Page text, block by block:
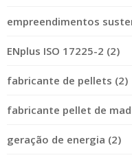
empreendimentos
ENplus ISO 17225-2 (2)
fabricante de pellets (2)
fabricante pellet de
geração de energia (2)